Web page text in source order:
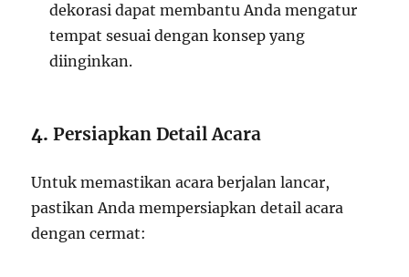
dekorasi dapat membantu Anda mengatur
tempat sesuai dengan konsep yang
diinginkan.
4.Persiapkan Detail Acara
Untuk memastikan acara berjalan lancar,
pastikan Anda mempersiapkan detail acara
dengan cermat: